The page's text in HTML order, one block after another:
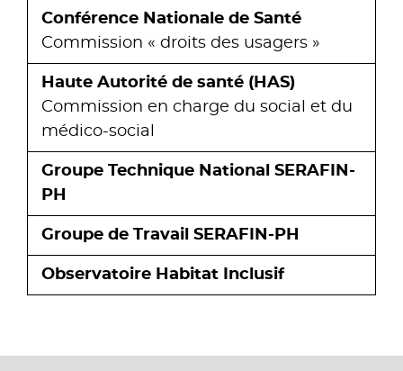
Conférence Nationale de Santé
Commission « droits des usagers »
Haute Autorité de santé (HAS)
Commission en charge du social et du
médico-social
Groupe Technique National SERAFIN-
PH
Groupe de Travail SERAFIN-PH
Observatoire Habitat Inclusif